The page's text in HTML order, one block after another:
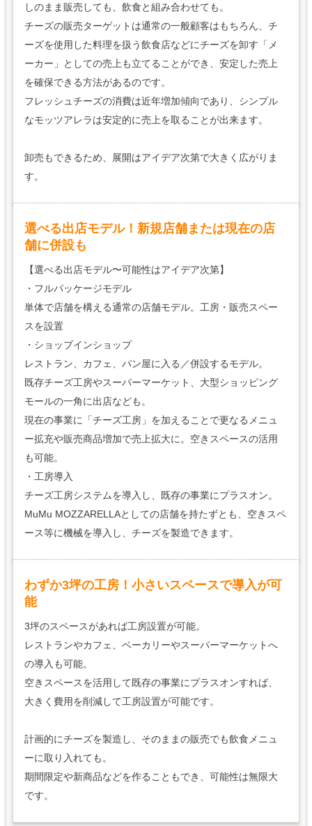
しのまま販売しても、飲食と組み合わせても。
チーズの販売ターゲットは通常の一般顧客はもちろん、チ
ーズを使用した料理を扱う飲食店などにチーズを卸す「メ
ーカー」としての売上も立てることができ、安定した売上
を確保できる方法があるのです。
フレッシュチーズの消費は近年増加傾向であり、シンプル
なモッツアレラは安定的に売上を取ることが出来ます。
卸売もできるため、展開はアイデア次第で大きく広がりま
す。
選べる出店モデル！新規店舗または現在の店
舗に併設も
【選べる出店モデル〜可能性はアイデア次第】
・フルパッケージモデル
単体で店舗を構える通常の店舗モデル。工房・販売スペー
スを設置
・ショップインショップ
レストラン、カフェ、パン屋に入る／併設するモデル。
既存チーズ工房やスーパーマーケット、大型ショッピング
モールの一角に出店なども。
現在の事業に「チーズ工房」を加えることで更なるメニュ
ー拡充や販売商品増加で売上拡大に。空きスペースの活用
も可能。
・工房導入
チーズ工房システムを導入し、既存の事業にプラスオン。
MuMu MOZZARELLAとしての店舗を持たずとも、空きスペ
ース等に機械を導入し、チーズを製造できます。
わずか3坪の工房！小さいスペースで導入が可
能
3坪のスペースがあれば工房設置が可能。
レストランやカフェ、ベーカリーやスーパーマーケットへ
の導入も可能。
空きスペースを活用して既存の事業にプラスオンすれば、
大きく費用を削減して工房設置が可能です。
計画的にチーズを製造し、そのままの販売でも飲食メニュ
ーに取り入れても。
期間限定や新商品などを作ることもでき、可能性は無限大
です。